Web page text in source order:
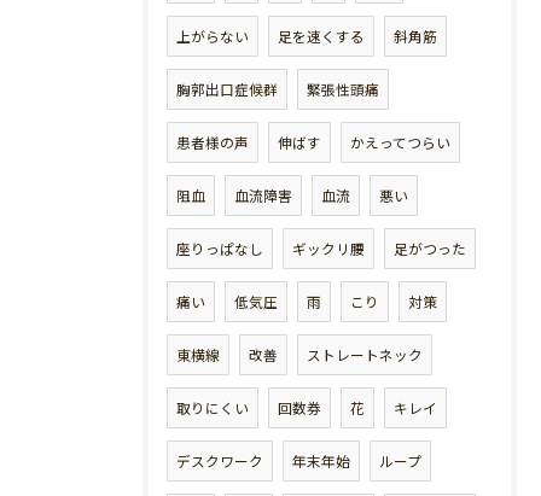
上がらない 足を速くする 斜角筋
胸郭出口症候群 緊張性頭痛
患者様の声 伸ばす かえってつらい
阻血 血流障害 血流 悪い
座りっぱなし ギックリ腰 足がつった
痛い 低気圧 雨 こり 対策
東横線 改善 ストレートネック
取りにくい 回数券 花 キレイ
デスクワーク 年末年始 ループ